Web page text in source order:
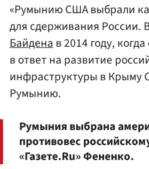
«Румынию США выбрали
для сдерживания России.
Байденав 2014 году,
в ответ на развитие
инфраструктуры в Крыму
Румынию.
Румыния выбрана
противовес
«Газете.Ru» Фененко.